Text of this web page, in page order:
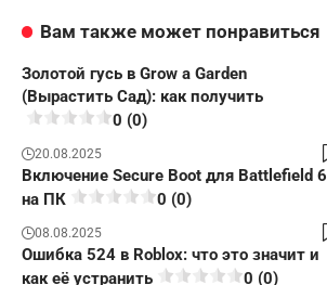
Вам также может понравиться
Золотой гусь в Grow a Garden
(Вырастить Сад): как получить
0 (0)
20.08.2025
Включение Secure Boot для Battlefield 6
на ПК
0 (0)
08.08.2025
Ошибка 524 в Roblox: что это значит и
как её устранить
0 (0)